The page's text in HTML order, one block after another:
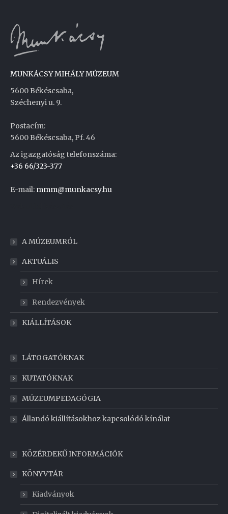
MUNKÁCSY MIHÁLY MÚZEUM
5600 Békéscsaba,
Széchenyi u. 9.
Postacím:
5600 Békéscsaba, Pf. 46
Az igazgatóság telefonszáma:
+36 66/323-377
E-mail: mmm@munkacsy.hu
A MÚZEUMRÓL
AKTUÁLIS
Hírek
Rendezvények
KIÁLLÍTÁSOK
LÁTOGATÓKNAK
KUTATÓKNAK
MÚZEUMPEDAGÓGIA
Állandó kiállításokhoz kapcsolódó kínálat
KÖZÉRDEKŰ INFORMÁCIÓK
KÖNYVTÁR
Kiadványok